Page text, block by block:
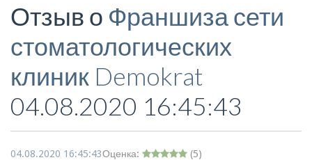
Интернет Путешествие и отдых Транспорт
Недвижимость Работа Гос. учреждения
Личности Логистика Страхование
Отзыв о Франшиза сети
стоматологических
клиник Demokrat
04.08.2020 16:45:43
04.08.2020 16:45:43Оценка: (5)